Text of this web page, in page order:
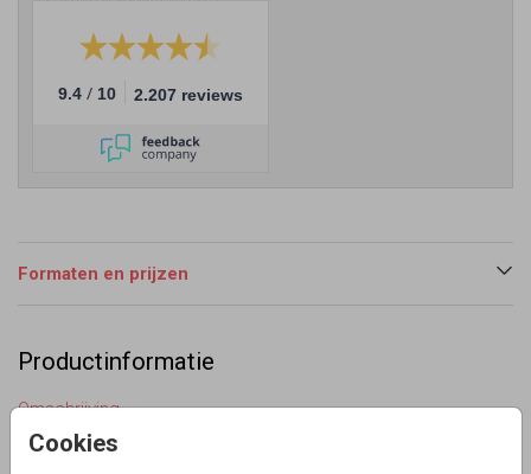
Cookies
9.4 / 10 2.207 reviews
Formaten en prijzen
Productinformatie
Omschrijving
Opzoek naar een hippe panorama stans trouwkaart die lijkt